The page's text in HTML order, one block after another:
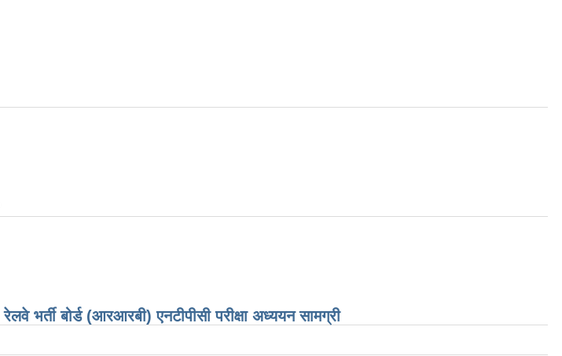
रेलवे भर्ती बोर्ड (आरआरबी) एनटीपीसी परीक्षा अध्ययन सामग्री